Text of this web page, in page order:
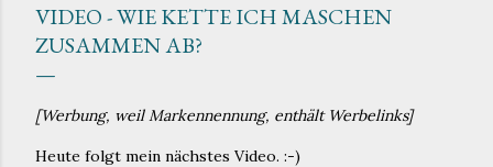
VIDEO - WIE KETTE ICH MASCHEN
ZUSAMMEN AB?
[Werbung, weil Markennennung, enthält Werbelinks]
Heute folgt mein nächstes Video. :-)